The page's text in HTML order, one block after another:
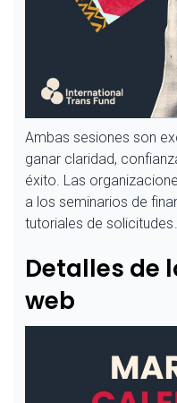
Ambas sesiones son
ganar claridad,
éxito. Las
a los seminarios de
tutoriales de solicitudes.
Detalles de
web